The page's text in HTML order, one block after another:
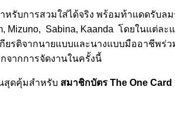
รับการสวมใส่ได้จริง พร้อมท้าแดดรับ
Mizuno, Sabina, Kaanda โดยในแ
รติจากนายแบบและนางแบบมืออาชีพร่
จากการจัดงานในครั้งนี้
สุดคุ้มสำหรับ สมาชิกบัตร The One Card